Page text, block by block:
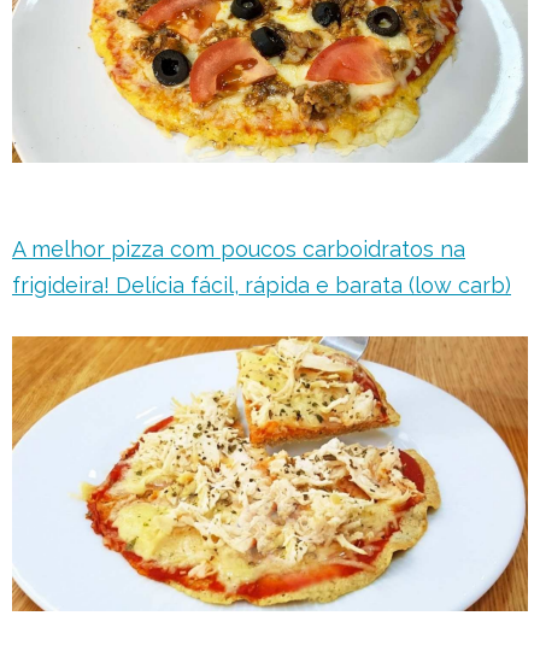
A melhor pizza com poucos carboidratos na
frigideira! Delícia fácil, rápida e barata (low carb)